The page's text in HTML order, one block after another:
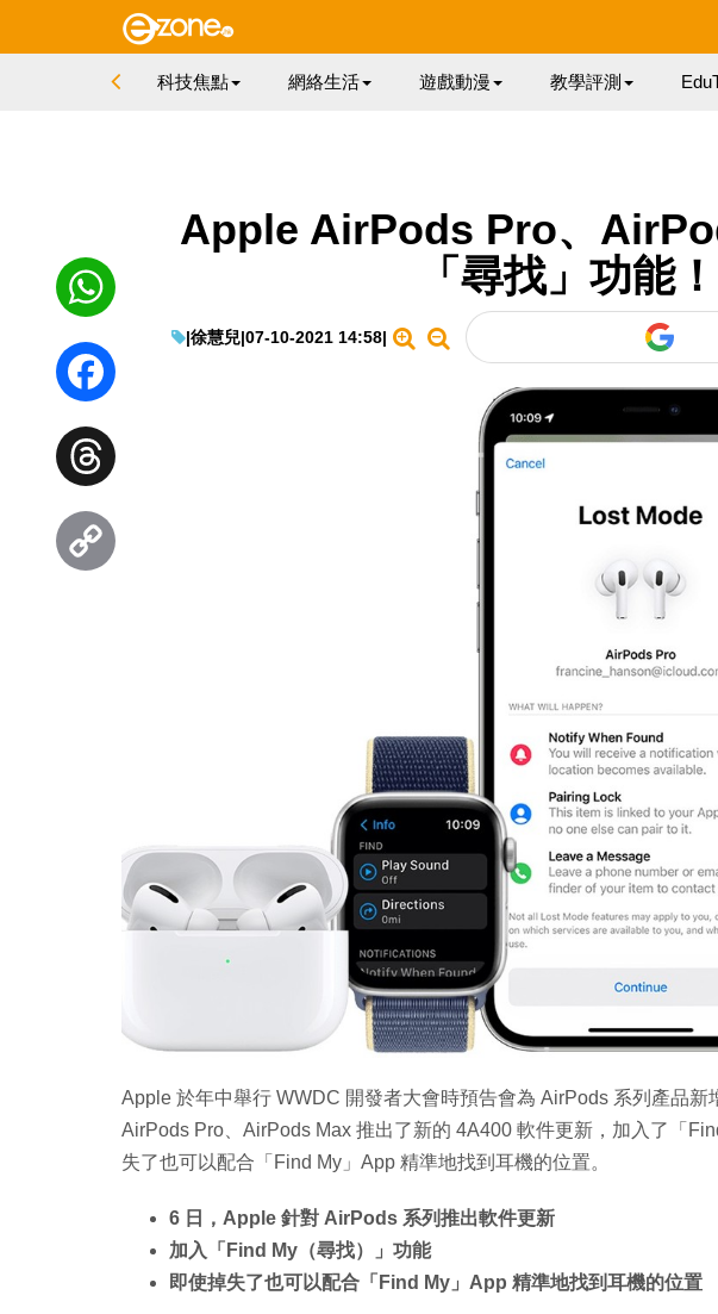
科技焦點 網絡生活 遊戲動漫 教學評測
Apple AirPods Pro、
「尋找」功能！
|徐慧兒|07-10-2021 14:58|
Apple 於年中舉行 WWDC 開發者大會時預告會為 AirPods 系列產品
AirPods Pro、AirPods Max 推出了新的 4A400 軟件更新，加入了「
失了也可以配合「Find My」App 精準地找到耳機的位置。
6 日，Apple 針對 AirPods 系列推出軟件更新
加入「Find My（尋找）」功能
即使掉失了也可以配合「Find My」App 精準地找到耳機的位置
WhatsApp
Facebook
Threads